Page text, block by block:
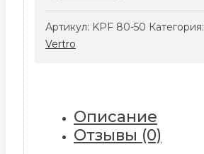
80-
50
Артикул: KPF 80-50 Категория:
Vertro
Описание
Отзывы (0)